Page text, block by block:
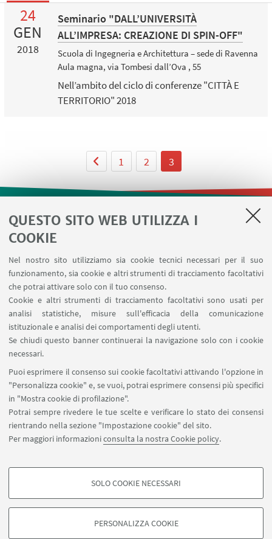
QUESTO SITO WEB UTILIZZA I
COOKIE
Nel nostro sito utilizziamo sia cookie tecnici necessari per il suo
funzionamento, sia cookie e altri strumenti di tracciamento facoltativi
che potrai attivare solo con il tuo consenso.
Cookie e altri strumenti di tracciamento facoltativi sono usati per
analisi statistiche, misure sull'efficacia della comunicazione
istituzionale e analisi dei comportamenti degli utenti.
Se chiudi questo banner continuerai la navigazione solo con i cookie
necessari.
Puoi esprimere il consenso sui cookie facoltativi attivando l'opzione in
"Personalizza cookie" e, se vuoi, potrai esprimere consensi più specifici
in "Mostra cookie di profilazione".
Potrai sempre rivedere le tue scelte e verificare lo stato dei consensi
rientrando nella sezione "Impostazione cookie" del sito.
Per maggiori informazioniconsulta la nostra Cookie policy.
COOKIE DI PROFILAZIONE - FACOLTATIVI
degli utenti, creare profili in base al loro comportamento sul sito, per analisi
SOLO COOKIE NECESSARI
PERSONALIZZA COOKIE
24
GEN
2018
Seminario "DALL’UNIVERSITÀ
ALL’IMPRESA: CREAZIONE DI SPIN-OFF"
Scuola di Ingegneria e Architettura – sede di Ravenna
Aula magna, via Tombesi dall’Ova , 55
Nell’ambito del ciclo di conferenze "CITTÀ E
TERRITORIO" 2018
1 2 3
LINK UTILI
Area riservata
Prenotazione risorse
SEGUI IL DIPARTIMENTO SU:
SEGUI UNIBO SU:
APP:
©Copyright 2026 - ALMA MATER STUDIORUM - Università di
Bologna - Via Zamboni, 33 - 40126 Bologna - PI: 01131710376 - CF: